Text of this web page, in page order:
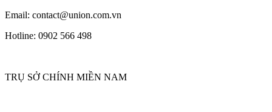
Email: contact@union.com.vn
Hotline: 0902 566 498
TRỤ SỞ CHÍNH MIỀN NAM